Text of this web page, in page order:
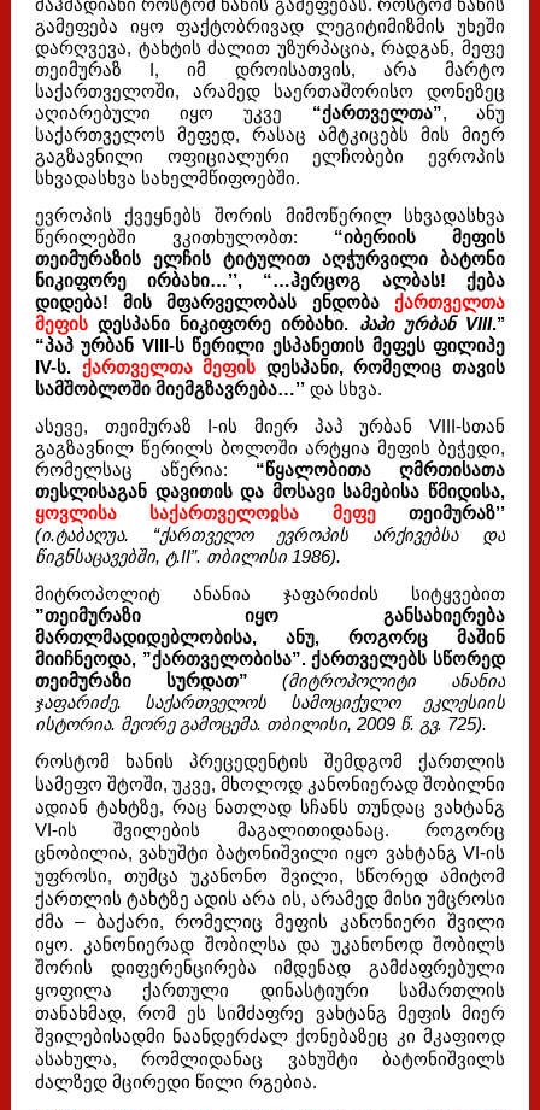
მაჰმადიანი როსტომ ხანის გამეფებას. როსტომ ხანის
გამეფება იყო ფაქტობრივად ლეგიტიმიზმის უხეში
დარღვევა, ტახტის ძალით უზურპაცია, რადგან, მეფე
თეიმურაზ I, იმ დროისათვის, არა მარტო
საქართველოში, არამედ საერთაშორისო დონეზეც
აღიარებული იყო უკვე “ქართველთა”, ანუ
საქართველოს მეფედ, რასაც ამტკიცებს მის მიერ
გაგზავნილი ოფიციალური ელჩობები ევროპის
სხვადასხვა სახელმწიფოებში.
ევროპის ქვეყნებს შორის მიმოწერილ სხვადასხვა
წერილებში ვკითხულობთ: “იბერიის მეფის
თეიმურაზის ელჩის ტიტულით აღჭურვილი ბატონი
ნიკიფორე ირბახი…’’, “…ჰერცოგ ალბას! ქება
დიდება! მის მფარველობას ენდობაქართველთა
მეფისდესპანი ნიკიფორე ირბახი. პაპი ურბან VIII.’’
“პაპ ურბან VIII-ს წერილი ესპანეთის მეფეს ფილიპე
IV-ს. ქართველთა მეფის დესპანი, რომელიც თავის
სამშობლოში მიემგზავრება…’’და სხვა.
ასევე, თეიმურაზ I-ის მიერ პაპ ურბან VIII-სთან
გაგზავნილ წერილს ბოლოში არტყია მეფის ბეჭედი,
რომელსაც აწერია: “წყალობითა ღმრთისათა
თესლისაგან დავითის და მოსავი სამებისა წმიდისა,
ყოვლისა საქართველოჲსა მეფეთეიმურაზ’’
(ი.ტაბაღუა. “ქართველო ევროპის არქივებსა და
წიგნსაცავებში, ტ.II”. თბილისი 1986).
მიტროპოლიტ ანანია ჯაფარიძის სიტყვებით
”თეიმურაზი იყო განსახიერება
მართლმადიდებლობისა, ანუ, როგორც მაშინ
მიიჩნეოდა, ”ქართველობისა”. ქართველებს სწორედ
თეიმურაზი სურდათ”(მიტროპოლიტი ანანია
ჯაფარიძე. საქართველოს სამოციქულო ეკლესიის
ისტორია. მეორე გამოცემა. თბილისი, 2009 წ. გვ. 725).
როსტომ ხანის პრეცედენტის შემდგომ ქართლის
სამეფო შტოში, უკვე, მხოლოდ კანონიერად შობილნი
ადიან ტახტზე, რაც ნათლად სჩანს თუნდაც ვახტანგ
VI-ის შვილების მაგალითიდანაც. როგორც
ცნობილია, ვახუშტი ბატონიშვილი იყო ვახტანგ VI-ის
უფროსი, თუმცა უკანონო შვილი, სწორედ ამიტომ
ქართლის ტახტზე ადის არა ის, არამედ მისი უმცროსი
ძმა – ბაქარი, რომელიც მეფის კანონიერი შვილი
იყო. კანონიერად შობილსა და უკანონოდ შობილს
შორის დიფერენცირება იმდენად გამძაფრებული
ყოფილა ქართული დინასტიური სამართლის
თანახმად, რომ ეს სიმძაფრე ვახტანგ მეფის მიერ
შვილებისადმი ნაანდერძალ ქონებაზეც კი მკაფიოდ
ასახულა, რომლიდანაც ვახუშტი ბატონიშვილს
ძალზედ მცირედი წილი რგებია.